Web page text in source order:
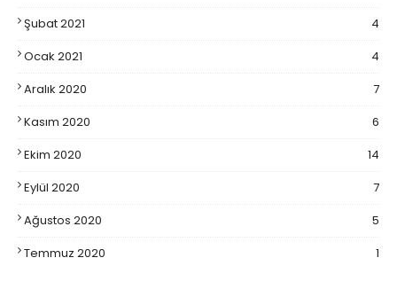
Şubat 2021
4
Ocak 2021
4
Aralık 2020
7
Kasım 2020
6
Ekim 2020
14
Eylül 2020
7
Ağustos 2020
5
Temmuz 2020
1